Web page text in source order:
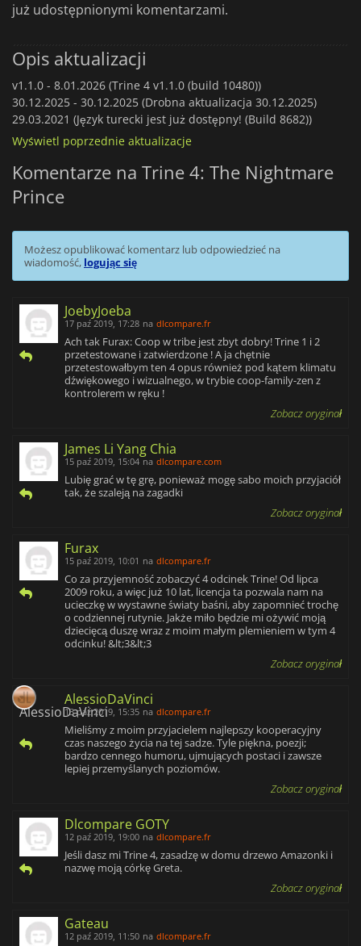
już udostępnionymi komentarzami.
Opis aktualizacji
v1.1.0 - 8.01.2026 (Trine 4 v1.1.0 (build 10480))
30.12.2025 - 30.12.2025 (Drobna aktualizacja 30.12.2025)
29.03.2021 (Język turecki jest już dostępny! (Build 8682))
Wyświetl poprzednie aktualizacje
Komentarze na Trine 4: The Nightmare
Prince
Możesz opublikować komentarz lub odpowiedzieć na
wiadomość, logując się
JoebyJoeba
17 paź 2019, 17:28 na dlcompare.fr
Ach tak Furax: Coop w tribe jest zbyt dobry! Trine 1 i 2
przetestowane i zatwierdzone ! A ja chętnie
przetestowałbym ten 4 opus również pod kątem klimatu
dźwiękowego i wizualnego, w trybie coop-family-zen z
kontrolerem w ręku !
Zobacz oryginał
James Li Yang Chia
15 paź 2019, 15:04 na dlcompare.com
Lubię grać w tę grę, ponieważ mogę sabo moich przyjaciół
tak, że szaleją na zagadki
Zobacz oryginał
Furax
15 paź 2019, 10:01 na dlcompare.fr
Co za przyjemność zobaczyć 4 odcinek Trine! Od lipca
2009 roku, a więc już 10 lat, licencja ta pozwala nam na
ucieczkę w wystawne światy baśni, aby zapomnieć trochę
o codziennej rutynie. Jakże miło będzie mi ożywić moją
dziecięcą duszę wraz z moim małym plemieniem w tym 4
odcinku! &lt;3&lt;3
Zobacz oryginał
AlessioDaVinci
13 paź 2019, 15:35 na dlcompare.fr
Mieliśmy z moim przyjacielem najlepszy kooperacyjny
czas naszego życia na tej sadze. Tyle piękna, poezji;
bardzo cennego humoru, ujmujących postaci i zawsze
lepiej przemyślanych poziomów.
Zobacz oryginał
Dlcompare GOTY
12 paź 2019, 19:00 na dlcompare.fr
Jeśli dasz mi Trine 4, zasadzę w domu drzewo Amazonki i
nazwę moją córkę Greta.
Zobacz oryginał
Gateau
12 paź 2019, 11:50 na dlcompare.fr